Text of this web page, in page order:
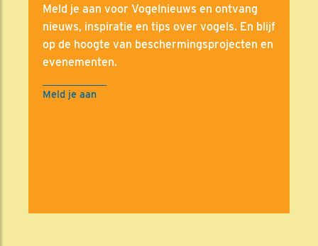
Meld je aan voor Vogelnieuws en ontvang
nieuws, inspiratie en tips over vogels. En blijf
op de hoogte van beschermingsprojecten en
evenementen.
Meld je aan